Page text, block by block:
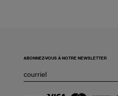
ABONNEZ-VOUS À NOTRE NEWSLETTER